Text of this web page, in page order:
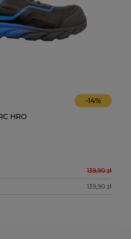
Obuwie FIRSTY S3
Osłona twarzy z siatki